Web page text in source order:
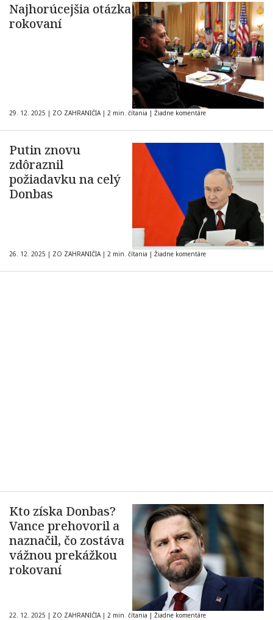
Najhorúcejšia otázka
rokovaní
29. 12. 2025 | ZO ZAHRANIČIA | 2 min. čítania | Žiadne komentáre
Putin znovu
zdôraznil
požiadavku na celý
Donbas
26. 12. 2025 | ZO ZAHRANIČIA | 2 min. čítania | Žiadne komentáre
Kto získa Donbas?
Vance prehovoril a
naznačil, čo zostáva
vážnou prekážkou
rokovaní
22. 12. 2025 | ZO ZAHRANIČIA | 2 min. čítania | Žiadne komentáre